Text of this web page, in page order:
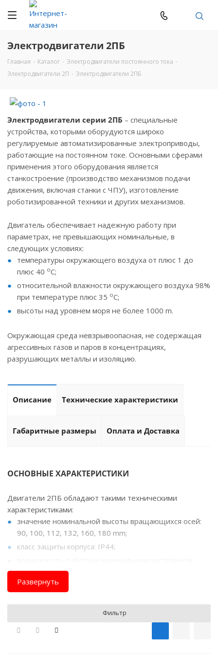
Электродвигатели 2ПБ
Главная - Каталог - Электродвигатели постоянного тока -
Электродвигатели 2П - Электродвигатели 2ПБ
Электродвигатели серии 2ПБ – специальные
устройства, которыми оборудуются широко
регулируемые автоматизированные электроприводы,
работающие на постоянном токе. Основными сферами
применения этого оборудования является
станкостроение (производство механизмов подачи
движения, включая станки с ЧПУ), изготовление
роботизированной техники и других механизмов.
Двигатель обеспечивает надежную работу при
параметрах, не превышающих номинальные, в
следующих условиях:
температуры окружающего воздуха от плюс 1 до
плюс 40 оС;
относительной влажности окружающего воздуха 98%
при температуре плюс 35 оС;
высоты над уровнем моря не более 1000 m.
Окружающая среда невзрывоопасная, не содержащая
агрессивных газов и паров в концентрациях,
разрушающих металлы и изоляцию.
Описание Технические характеристики
Габаритные размеры Оплата и Доставка
ОСНОВНЫЕ ХАРАКТЕРИСТИКИ
Двигатели 2ПБ обладают такими техническими
характеристиками:
значение номинальной высоты вращающихся осей:
90, 100, 112, 132, 160, 180 mm;
класс защиты корпуса: IP44;
режиме S1 (длительный и беспрерывный рабочий
период, во время которого двигатель нагревается до
установившейся температуры);
тип вращения валов: реверсивное направление;
возможность комплектации тахогенераторами ТП75-
20-0,2, ТП80, ТМГ-30П.
Развернуть
Фильтр